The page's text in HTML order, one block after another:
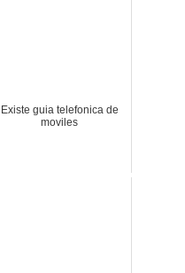
Existe guia telefonica de
moviles